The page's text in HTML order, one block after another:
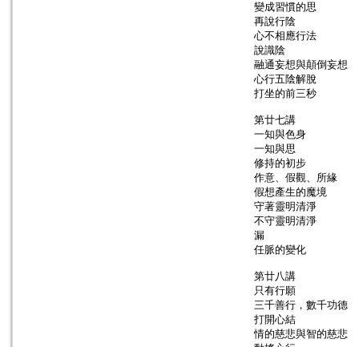
變成習慣的思
再說行陰
心不相應行法
說識陰
融通妄想與顛倒妄想
心行五陰解脫
打坐的前三秒
第廿七講
一知與色身
一知與思
修持的初步
作意、假觀、所緣
假想產生的魔境
守著靈明清淨
不守靈明清淨
漏
任脈的變化
第廿八講
只有行願
三千善行，數千功德
打開心結
情的慈悲與智的慈悲